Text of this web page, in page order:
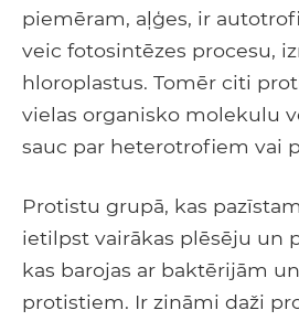
piemēram, aļģes, ir
veic fotosintēzes procesu,
hloroplastus. Tomēr citi
vielas organisko molekulu
sauc par heterotrofiem vai
Protistu grupā, kas
ietilpst vairākas plēsēju un
kas barojas ar baktērijām
protistiem. Ir zināmi daži